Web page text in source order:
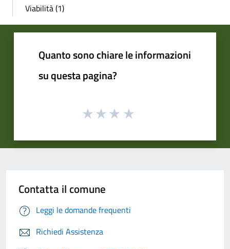
Viabilità (1)
Quanto sono chiare le informazioni
su questa pagina?
Contatta il comune
Leggi le domande frequenti
Richiedi Assistenza